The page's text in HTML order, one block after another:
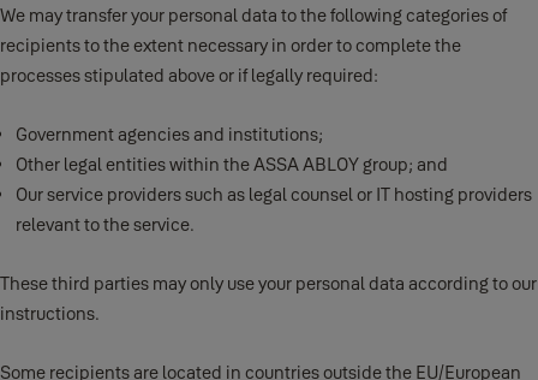
We may transfer your personal data to the following categories of
recipients to the extent necessary in order to complete the
processes stipulated above or if legally required:
Government agencies and institutions;
Other legal entities within the ASSA ABLOY group; and
Our service providers such as legal counsel or IT hosting providers
relevant to the service.
These third parties may only use your personal data according to our
instructions.
Some recipients are located in countries outside the EU/European